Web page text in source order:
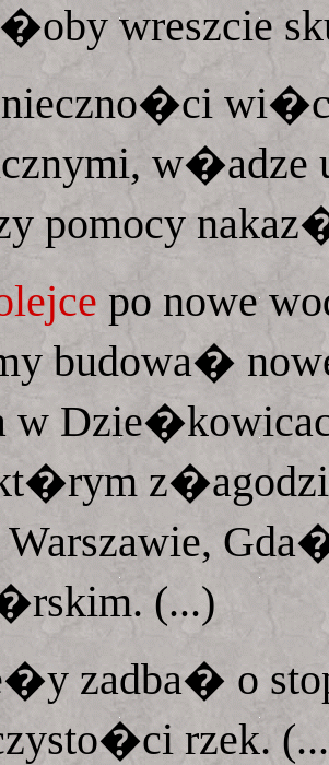
wreszcie
wi�c
pomocy
po nowe
budowa�
Warszawie,
(...)
zadba� o
rzek.